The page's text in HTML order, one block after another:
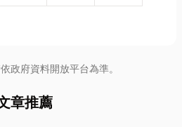
政府資料開放平台為準。
章推薦